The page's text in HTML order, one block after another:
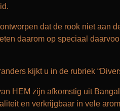
dat de rook niet aan
daarom op speciaal
kijkt u in de rubriek
HEM zijn afkomstig uit
en verkrijgbaar in vele